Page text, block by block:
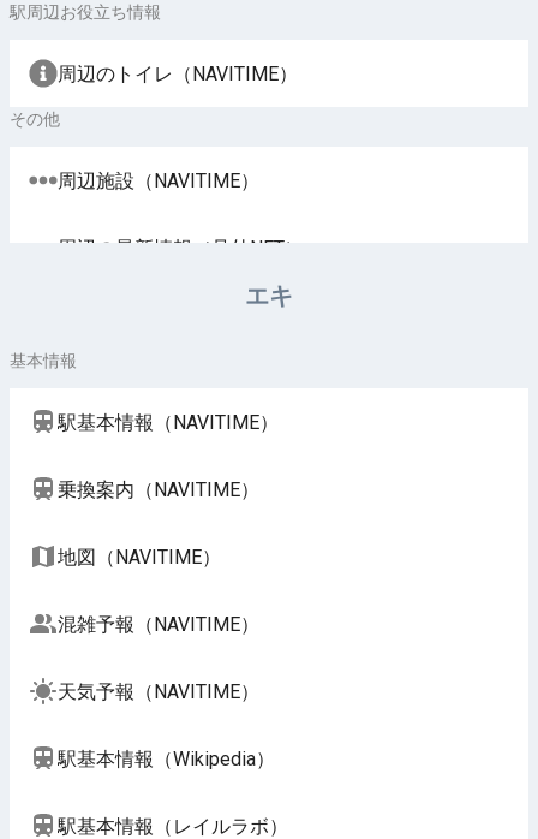
駅周辺お役立ち情報
周辺のトイレ（NAVITIME）
その他
周辺施設（NAVITIME）
周辺の最新情報（号外NET）
エキ
基本情報
駅基本情報（NAVITIME）
乗換案内（NAVITIME）
地図（NAVITIME）
混雑予報（NAVITIME）
天気予報（NAVITIME）
駅基本情報（Wikipedia）
駅基本情報（レイルラボ）